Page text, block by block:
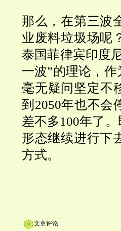
那么，在第三波
业废料垃圾场呢
泰国菲律宾印度
一波”的理论 ，
毫无疑问坚定不
到 2050年也不会
差不多100年了。
形态继续进行下
方式。
文章评论